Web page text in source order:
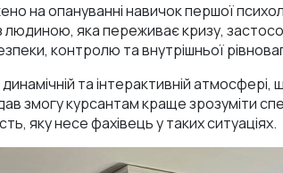
на опануванні навичок першої
людиною, яка переживає кризу,
контролю та внутрішньої
та інтерактивній
змогу курсантам краще зрозуміти
яку несе фахівець у таких ситуаціях.